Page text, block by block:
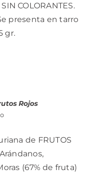
COLORANTES.
presenta en tarro
gr.
Rojos
de FRUTOS
(67% de fruta)